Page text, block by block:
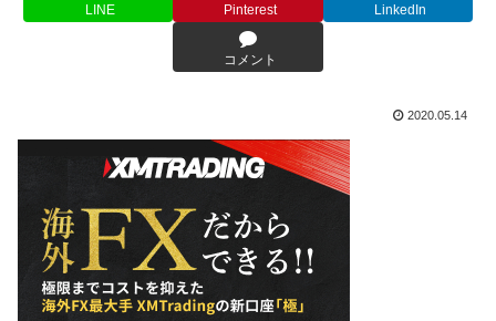
LINE Pinterest LinkedIn
コメント
2020.05.14